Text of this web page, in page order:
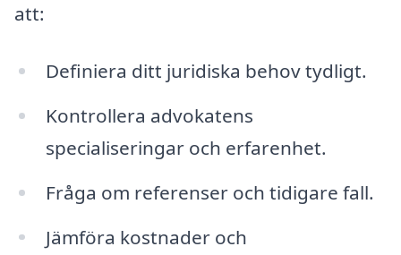
att:
Definiera ditt juridiska behov tydligt.
Kontrollera advokatens
specialiseringar och erfarenhet.
Fråga om referenser och tidigare fall.
Jämföra kostnader och